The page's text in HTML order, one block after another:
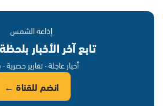
إذاعة الشمس
تابع آخر الأخبار
أخبار عاجلة · تقارير حصرية
انضم للقناة ←